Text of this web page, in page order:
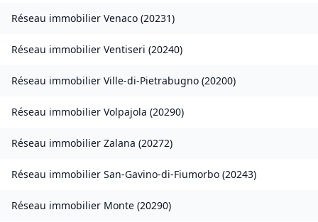
Réseau immobilier Venaco (20231)
Réseau immobilier Ventiseri (20240)
Réseau immobilier Ville-di-Pietrabugno (20200)
Réseau immobilier Volpajola (20290)
Réseau immobilier Zalana (20272)
Réseau immobilier San-Gavino-di-Fiumorbo (20243)
Réseau immobilier Monte (20290)